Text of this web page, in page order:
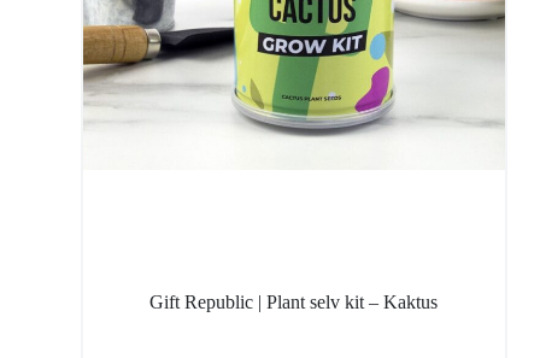
Gift Republic | Plant selv kit – Kaktus